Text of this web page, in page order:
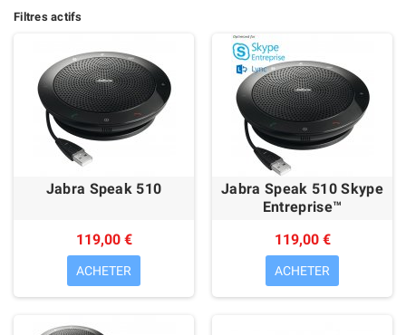
Filtres actifs
Jabra Speak 510
119,00 €
ACHETER
Jabra Speak 510 Skype
Entreprise™
119,00 €
ACHETER